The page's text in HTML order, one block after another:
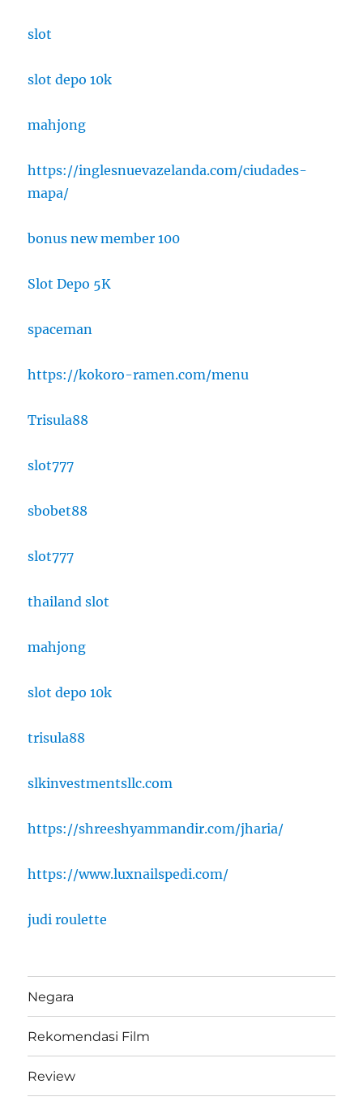
slot
slot depo 10k
mahjong
https://inglesnuevazelanda.com/ciudades-
mapa/
bonus new member 100
Slot Depo 5K
spaceman
https://kokoro-ramen.com/menu
Trisula88
slot777
sbobet88
slot777
thailand slot
mahjong
slot depo 10k
trisula88
slkinvestmentsllc.com
https://shreeshyammandir.com/jharia/
https://www.luxnailspedi.com/
judi roulette
Negara
Rekomendasi Film
Review